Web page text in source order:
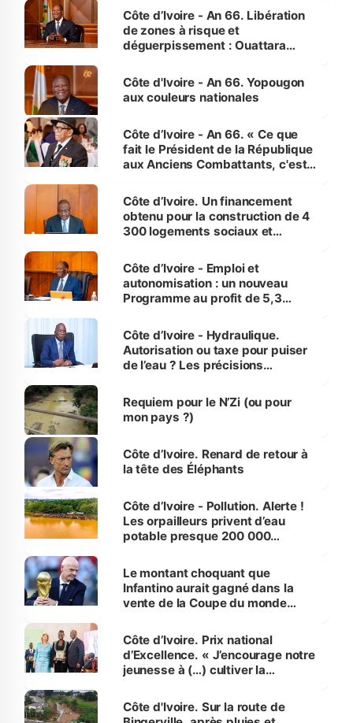
milieu des sinistrés
Côte d’Ivoire - An 66. Libération
de zones à risque et
déguerpissement : Ouattara
l'Etat de droit pour préserver les
vies humaines »
Côte d'Ivoire - An 66. Yopougon
aux couleurs nationales
Côte d’Ivoire - An 66. « Ce que
fait le Président de la République
aux Anciens Combattants, c'est
Côte d’Ivoire. Un financement
obtenu pour la construction de 4
300 logements sociaux et
et Yamoussoukro
Côte d’Ivoire - Emploi et
autonomisation : un nouveau
Programme au profit de 5,3
Côte d’Ivoire - Hydraulique.
Autorisation ou taxe pour puiser
de l’eau ? Les précisions
Requiem pour le N’Zi (ou pour
mon pays ?)
Côte d’Ivoire. Renard de retour à
la tête des Éléphants
Côte d’Ivoire - Pollution. Alerte !
Les orpailleurs privent d’eau
potable presque 200 000
Le montant choquant que
Infantino aurait gagné dans la
vente de la Coupe du monde
Côte d’Ivoire. Prix national
d’Excellence. « J’encourage notre
jeunesse à (…) cultiver la
(Alassane Ouattara
Côte d'Ivoire. Sur la route de